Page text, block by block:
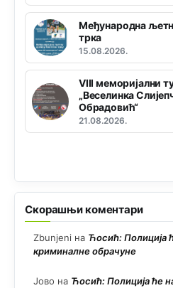
Међународна
трка
15.08.2026.
VIII меморијални
„Веселинка
Обрадовић“
21.08.2026.
Скорашњи коментари
Zbunjeni на Ћосић: Полиција
криминалне обрачуне
Јово на Ћосић: Полиција ће